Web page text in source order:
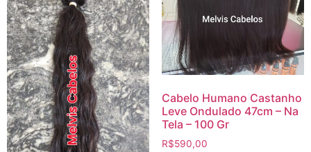
Cabelo Humano Castanho
Leve Ondulado 47cm – Na
Tela – 100 Gr
R$590,00